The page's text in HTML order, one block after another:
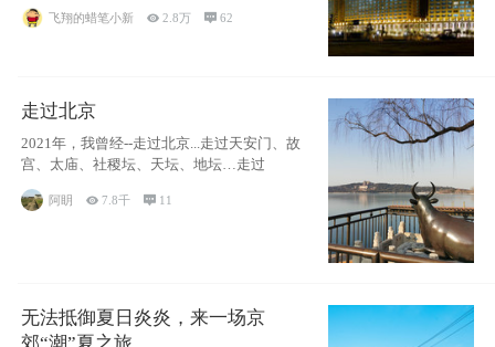
飞翔的蜡笔小新 2.8万 62
走过北京
2021年，我曾经--走过北京...走过天安门、故
宫、太庙、社稷坛、天坛、地坛…走过
阿眀 7.8千  11
无法抵御夏日炎炎，来一场京